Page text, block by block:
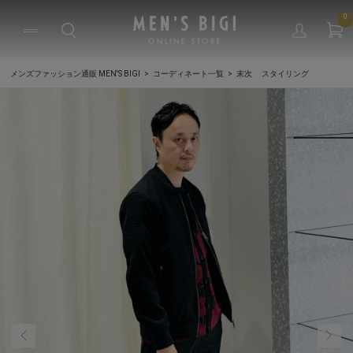
0
メンズファッション通販 MEN'S BIGI コーディネート一覧 末次 スタイリング